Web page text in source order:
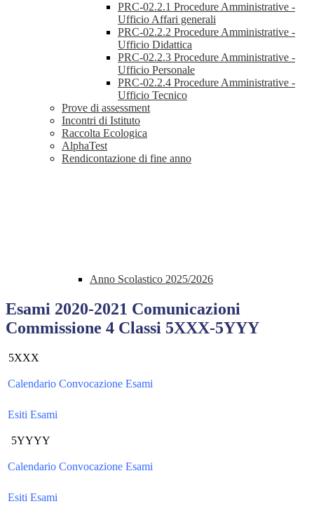
PRC-02.2.1 Procedure Amministrative -
Ufficio Affari generali
PRC-02.2.2 Procedure Amministrative -
Ufficio Didattica
PRC-02.2.3 Procedure Amministrative -
Ufficio Personale
PRC-02.2.4 Procedure Amministrative -
Ufficio Tecnico
Prove di assessment
Incontri di Istituto
Raccolta Ecologica
AlphaTest
Rendicontazione di fine anno
Anno Scolastico 2025/2026
Esami 2020-2021 Comunicazioni
Commissione 4 Classi 5XXX-5YYY
5XXX
Calendario Convocazione Esami
Esiti Esami
5YYYY
Calendario Convocazione Esami
Esiti Esami